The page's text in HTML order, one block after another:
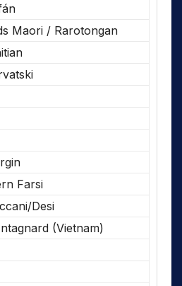
Maori / Rarotongan
Farsi
Desi
(Vietnam)